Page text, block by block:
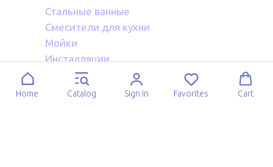
Home Catalog Sign In Favorites Cart
Стальные ванные
Смесители для кухни
Мойки
Инсталляции
Акриловые ванные
Полотенцесушители водяные